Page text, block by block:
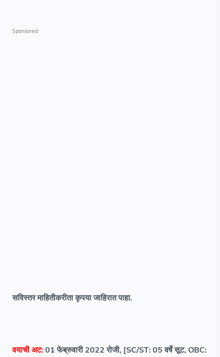
सविस्तर माहितीकरीता कृपया जाहिरात पाहा.
वयाची अट:01 फेब्रुवारी 2022 रोजी, [SC/ST: 05 वर्षे सूट, OBC: